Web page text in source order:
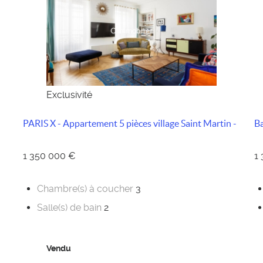
Exclusivité
PARIS X - Appartement 5 pièces village Saint Martin -
1 350 000 €
Chambre(s) à coucher 3
Salle(s) de bain 2
1
Vendu